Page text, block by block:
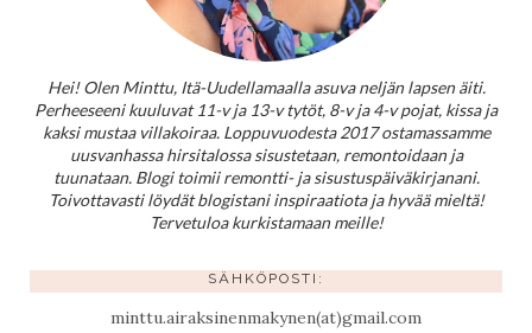
Hei! Olen Minttu, Itä-Uudellamaalla asuva neljän lapsen äiti.
Perheeseeni kuuluvat 11-v ja 13-v tytöt, 8-v ja 4-v pojat, kissa ja
kaksi mustaa villakoiraa. Loppuvuodesta 2017 ostamassamme
uusvanhassa hirsitalossa sisustetaan, remontoidaan ja
tuunataan. Blogi toimii remontti- ja sisustuspäiväkirjanani.
Toivottavasti löydät blogistani inspiraatiota ja hyvää mieltä!
Tervetuloa kurkistamaan meille!
SÄHKÖPOSTI:
minttu.airaksinenmakynen(at)gmail.com